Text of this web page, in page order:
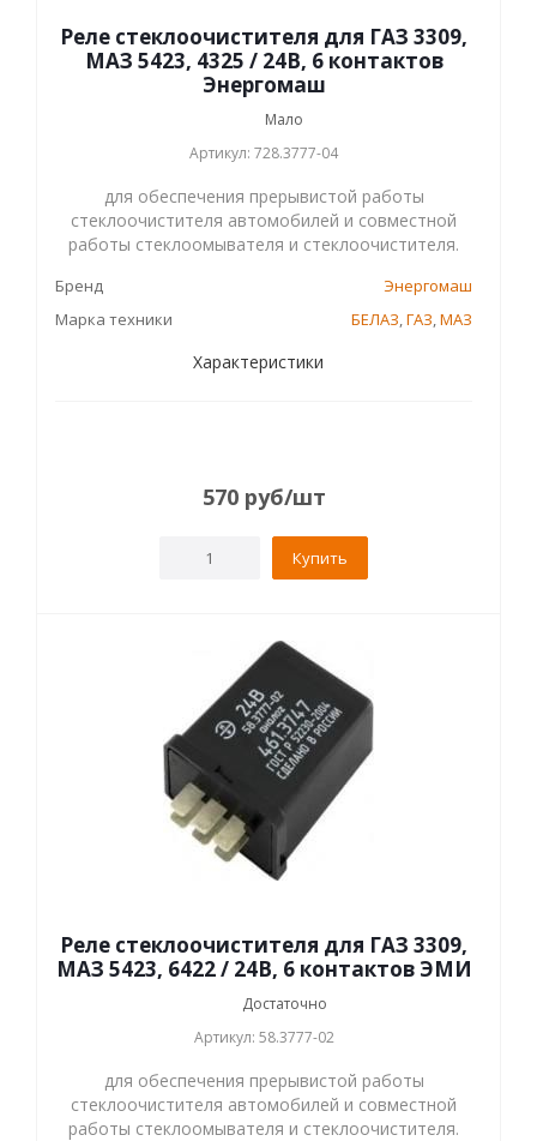
Реле стеклоочистителя для ГАЗ 3309,
МАЗ 5423, 4325 / 24В, 6 контактов
Энергомаш
Мало
Артикул: 728.3777-04
для обеспечения прерывистой работы
стеклоочистителя автомобилей и совместной
работы стеклоомывателя и стеклоочистителя.
Бренд
Энергомаш
Марка техники
БЕЛАЗ,ГАЗ,МАЗ
Характеристики
570 руб/шт
Купить
Реле стеклоочистителя для ГАЗ 3309,
МАЗ 5423, 6422 / 24В, 6 контактов ЭМИ
Достаточно
Артикул: 58.3777-02
для обеспечения прерывистой работы
стеклоочистителя автомобилей и совместной
работы стеклоомывателя и стеклоочистителя.